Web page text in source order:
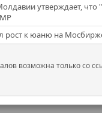
утверждает, что
рост к юаню на
возможна только со